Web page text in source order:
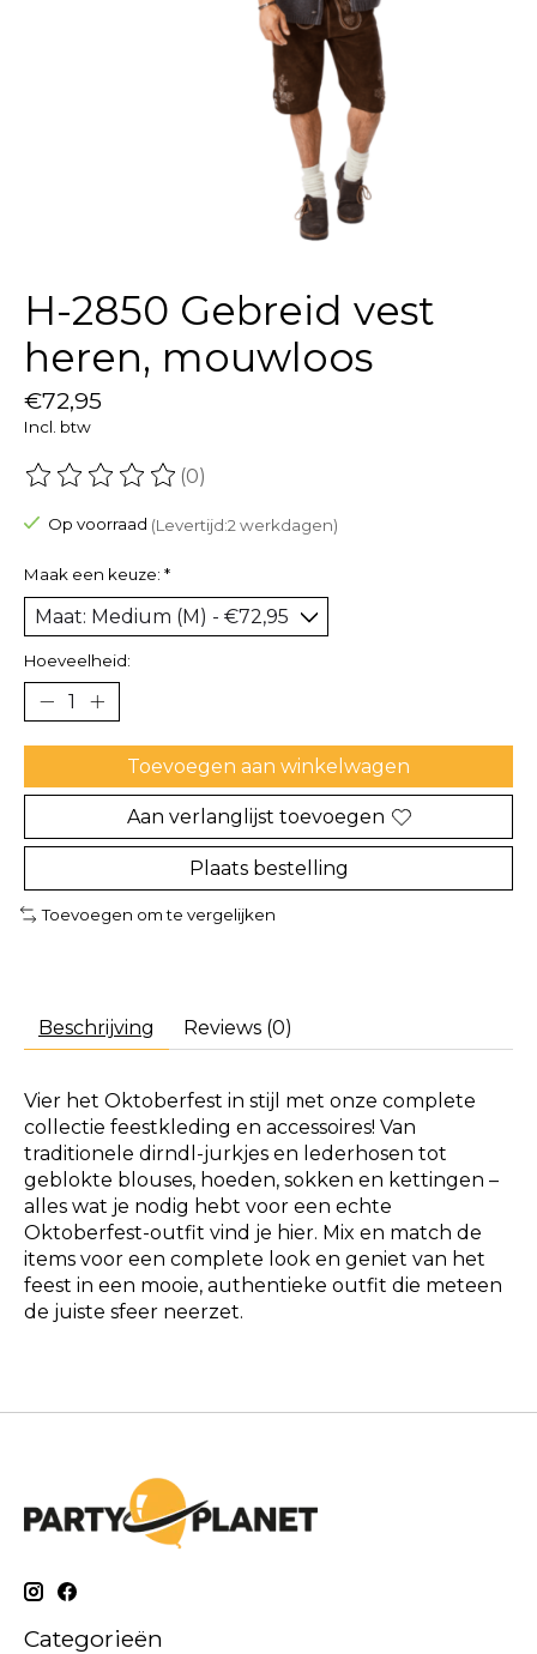
H-2850 Gebreid vest
heren, mouwloos
€72,95
Incl. btw
De beoordeling van dit product is
(0)
Op voorraad (Levertijd:2 werkdagen)
Maak een keuze: *
Hoeveelheid:
Toevoegen aan winkelwagen
Aan verlanglijst toevoegen
Plaats bestelling
Toevoegen om te vergelijken
Beschrijving Reviews (0)
Vier het Oktoberfest in stijl met onze complete
collectie feestkleding en accessoires! Van
traditionele dirndl-jurkjes en lederhosen tot
geblokte blouses, hoeden, sokken en kettingen –
alles wat je nodig hebt voor een echte
Oktoberfest-outfit vind je hier. Mix en match de
items voor een complete look en geniet van het
feest in een mooie, authentieke outfit die meteen
de juiste sfeer neerzet.
Categorieën